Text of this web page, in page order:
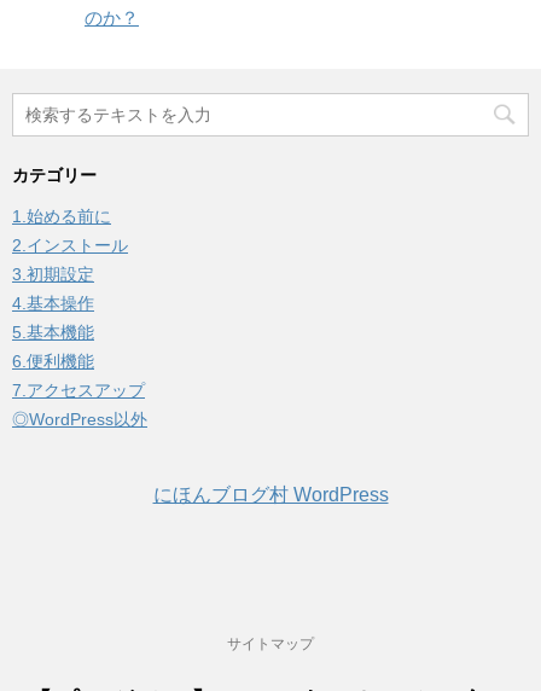
のか？
カテゴリー
1.始める前に
2.インストール
3.初期設定
4.基本操作
5.基本機能
6.便利機能
7.アクセスアップ
◎WordPress以外
にほんブログ村 WordPress
サイトマップ